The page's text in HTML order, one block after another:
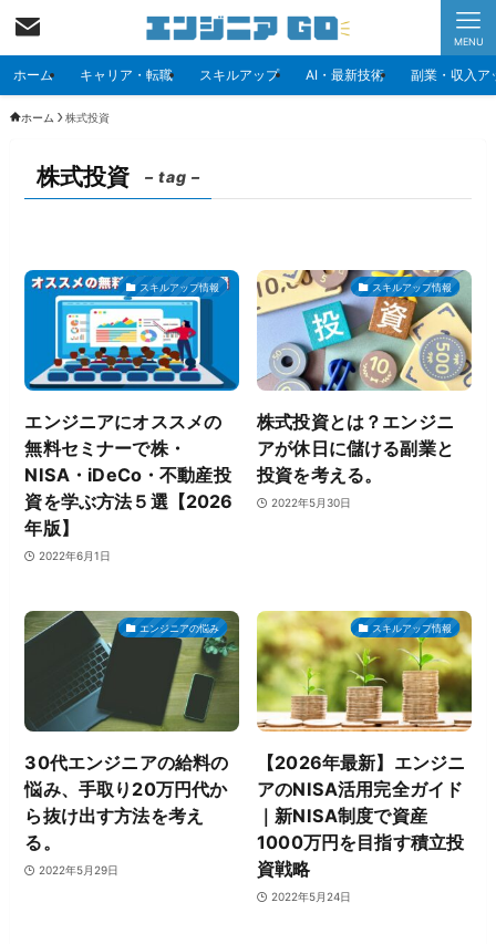
MENU
ホーム キャリア・転職 スキルアップ AI・最新技術 副業・収入ア
ホーム 株式投資
株式投資 – tag –
スキルアップ情報
エンジニアにオススメの
無料セミナーで株・
NISA・iDeCo・不動産投
資を学ぶ方法５選【2026
年版】
2022年6月1日
スキルアップ情報
株式投資とは？エンジニ
アが休日に儲ける副業と
投資を考える。
2022年5月30日
エンジニアの悩み
30代エンジニアの給料の
悩み、手取り20万円代か
ら抜け出す方法を考え
る。
2022年5月29日
スキルアップ情報
【2026年最新】エンジニ
アのNISA活用完全ガイド
｜新NISA制度で資産
1000万円を目指す積立投
資戦略
2022年5月24日